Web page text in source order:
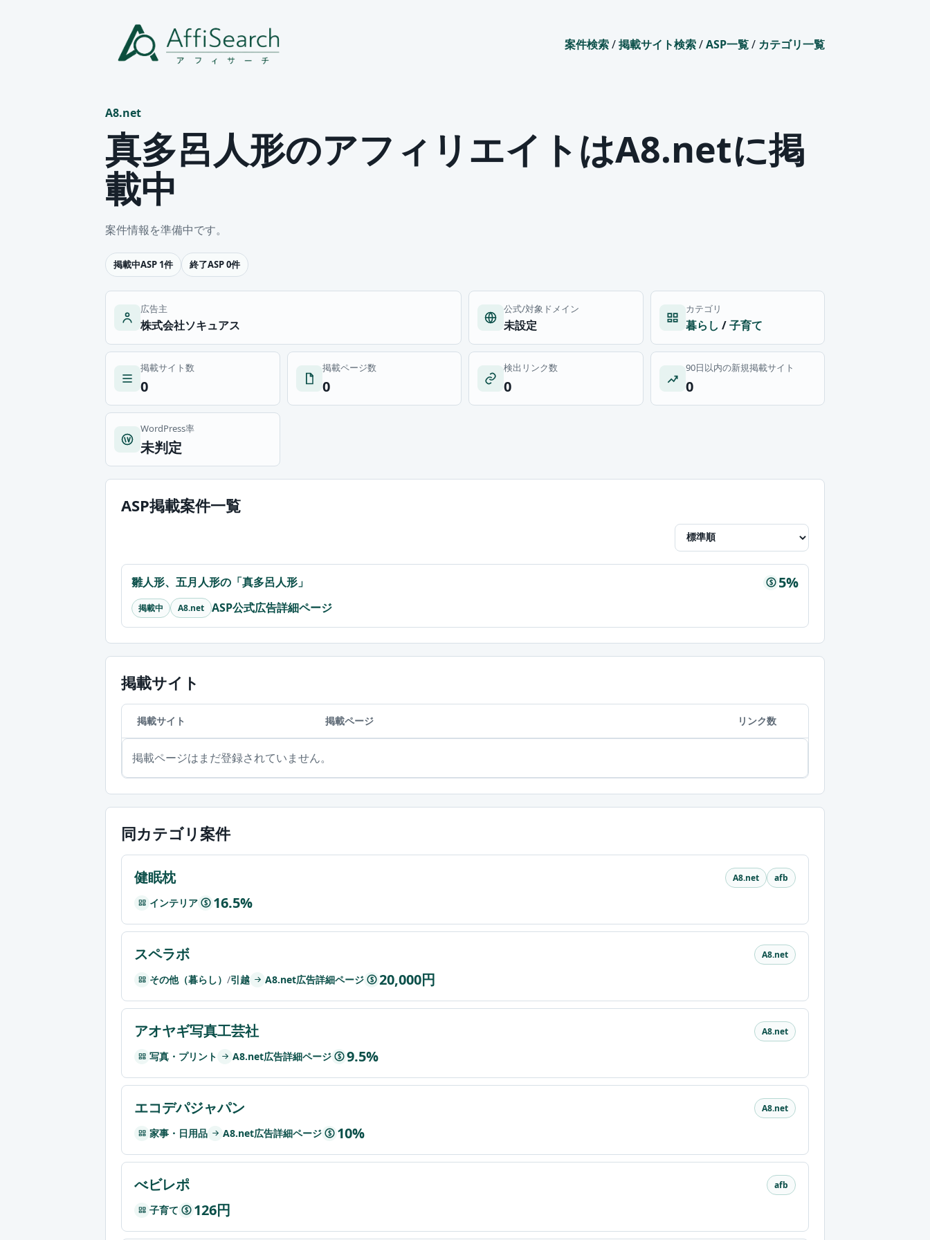
案件検索/掲載サイト検索/ASP一覧/ カテゴリ一覧
A8.net
真多呂人形のアフィリエイトはA8.netに掲
載中
案件情報を準備中です。
掲載中ASP 1件 終了ASP 0件
広告主
株式会社ソキュアス
公式/対象ドメイン
未設定
カテゴリ
暮らし /子育て
掲載サイト数
0
掲載ページ数
0
検出リンク数
0
90日以内の新規掲載サイト
0
WordPress率
未判定
ASP掲載案件一覧
雛人形、五月人形の「真多呂人形」 $ 5%
掲載中 A8.net ASP公式広告詳細ページ
掲載サイト
掲載サイト 掲載ページ リンク数
掲載ページはまだ登録されていません。
同カテゴリ案件
健眠枕
インテリア $ 16.5%
A8.net afb
スペラボ
その他（暮らし） /引越 A8.net広告詳細ページ $ 20,000円
A8.net
アオヤギ写真工芸社
写真・プリント A8.net広告詳細ページ $ 9.5%
A8.net
エコデパジャパン
家事・日用品 A8.net広告詳細ページ $ 10%
A8.net
べビレポ
子育て $ 126円
afb